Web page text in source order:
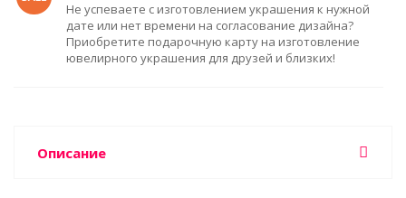
Не успеваете с изготовлением украшения к нужной
дате или нет времени на согласование дизайна?
Приобретите подарочную карту на изготовление
ювелирного украшения для друзей и близких!
Описание